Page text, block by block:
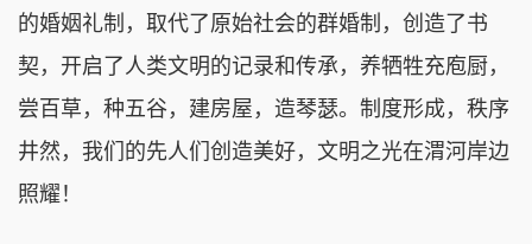
的婚姻礼制，取代了原始社会的群婚制，创造了书
契，开启了人类文明的记录和传承，养牺牲充庖厨，
尝百草，种五谷，建房屋，造琴瑟。制度形成，秩序
井然，我们的先人们创造美好，文明之光在渭河岸边
照耀！